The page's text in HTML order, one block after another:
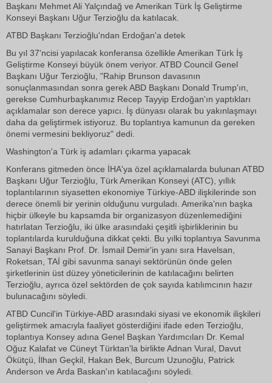
Başkanı Mehmet Ali Yalçındağ ve Amerikan Türk İş Geliştirme
Konseyi Başkanı Uğur Terzioğlu da katılacak.
ATBD Başkanı Terzioğlu'ndan Erdoğan'a detek
Bu yıl 37'ncisi yapılacak konferansa özellikle Amerikan Türk İş
Geliştirme Konseyi büyük önem veriyor. ATBD Council Genel
Başkanı Uğur Terzioğlu, "Rahip Brunson davasının
sonuçlanmasından sonra gerek ABD Başkanı Donald Trump'ın,
gerekse Cumhurbaşkanımız Recep Tayyip Erdoğan'ın yaptıkları
açıklamalar son derece yapıcı. İş dünyası olarak bu yakınlaşmayı
daha da geliştirmek istiyoruz. Bu toplantıya kamunun da gereken
önemi vermesini bekliyoruz" dedi.
Washington'a Türk iş adamları çıkarma yapacak
Konferans gitmeden önce İHA'ya özel açıklamalarda bulunan ATBD
Başkanı Uğur Terzioğlu, Türk Amerikan Konseyi (ATC), yıllık
toplantılarının siyasetten ekonomiye Türkiye-ABD ilişkilerinde son
derece önemli bir yerinin olduğunu vurguladı. Amerika'nın başka
hiçbir ülkeyle bu kapsamda bir organizasyon düzenlemediğini
hatırlatan Terzioğlu, iki ülke arasındaki çeşitli işbirliklerinin bu
toplantılarda kurulduğuna dikkat çekti. Bu yılki toplantıya Savunma
Sanayi Başkanı Prof. Dr. İsmail Demir'in yanı sıra Havelsan,
Roketsan, TAİ gibi savunma sanayi sektörünün önde gelen
şirketlerinin üst düzey yöneticilerinin de katılacağını belirten
Terzioğlu, ayrıca özel sektörden de çok sayıda katılımcının hazır
bulunacağını söyledi.
ATBD Cuncil'in Türkiye-ABD arasındaki siyasi ve ekonomik ilişkileri
geliştirmek amacıyla faaliyet gösterdiğini ifade eden Terzioğlu,
toplantıya Konsey adına Genel Başkan Yardımcıları Dr. Kemal
Oğuz Kalafat ve Cüneyt Türktan'la birlikte Adnan Vural, Davut
Ökütçü, İlhan Geçkil, Hakan Bek, Burcum Uzunoğlu, Patrick
Anderson ve Arda Baskan'ın katılacağını söyledi.